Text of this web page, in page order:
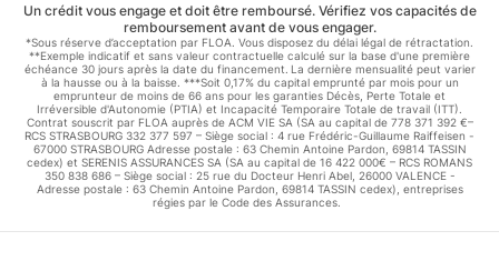
Un crédit vous engage et doit être remboursé. Vérifiez vos capacités de
remboursement avant de vous engager.
*Sous réserve d’acceptation par FLOA. Vous disposez du délai légal de rétractation.
**Exemple indicatif et sans valeur contractuelle calculé sur la base d'une première
échéance 30 jours après la date du financement. La dernière mensualité peut varier
à la hausse ou à la baisse. ***Soit 0,17% du capital emprunté par mois pour un
emprunteur de moins de 66 ans pour les garanties Décès, Perte Totale et
Irréversible d'Autonomie (PTIA) et Incapacité Temporaire Totale de travail (ITT).
Contrat souscrit par FLOA auprès de ACM VIE SA (SA au capital de 778 371 392 €–
RCS STRASBOURG 332 377 597 – Siège social : 4 rue Frédéric-Guillaume Raiffeisen -
67000 STRASBOURG Adresse postale : 63 Chemin Antoine Pardon, 69814 TASSIN
cedex) et SERENIS ASSURANCES SA (SA au capital de 16 422 000€ – RCS ROMANS
350 838 686 – Siège social : 25 rue du Docteur Henri Abel, 26000 VALENCE -
Adresse postale : 63 Chemin Antoine Pardon, 69814 TASSIN cedex), entreprises
régies par le Code des Assurances.